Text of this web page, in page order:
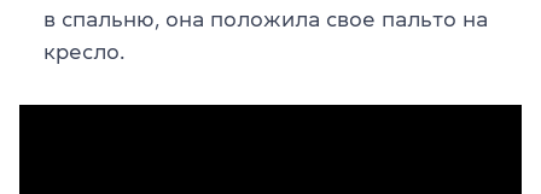
в спальню, она положила свое пальто на
кресло.